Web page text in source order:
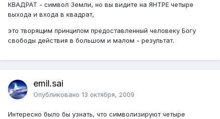
КВАДРАТ - символ Земли, но вы видите на ЯНТРЕ четыре
выхода и входа в квадрат,
это творящим принципом предоставленный человеку Богу
свободы действия в большом и малом - результат.
emil.sai
Опубликовано 13 октября, 2009
Интересно было бы узнать, что символизируют четыре